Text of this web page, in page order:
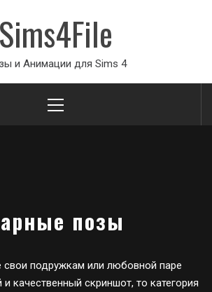
Sims4File
и Анимации для Sims 4
Menu
позы
свои подружкам или любовной паре
качественный скриншот, то категория